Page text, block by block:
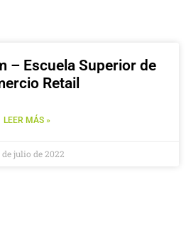
– Escuela Superior de
Retail
LEER MÁS »
de julio de 2022